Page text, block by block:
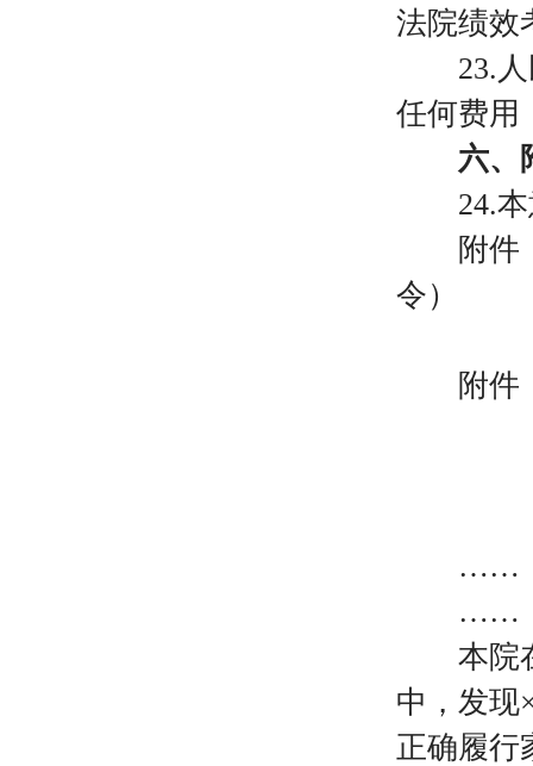
法院绩效
23.
任何费用
六、
24.
附件
令）
附件
……
……
本院
中，发现
正确履行